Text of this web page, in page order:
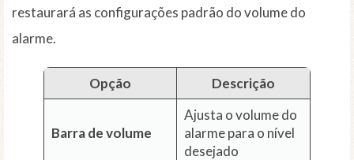
restaurará as configurações padrão do volume do
alarme.
Opção Descrição
Barra de volume
Ajusta o volume do
alarme para o nível
desejado